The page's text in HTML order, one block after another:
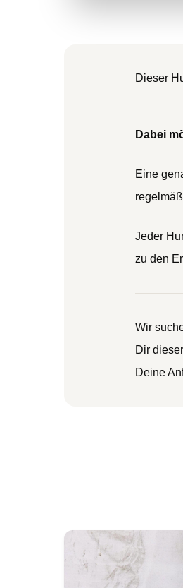
Dieser
Dabei
Eine
Jeder
zu den
Wir
Dir
Deine